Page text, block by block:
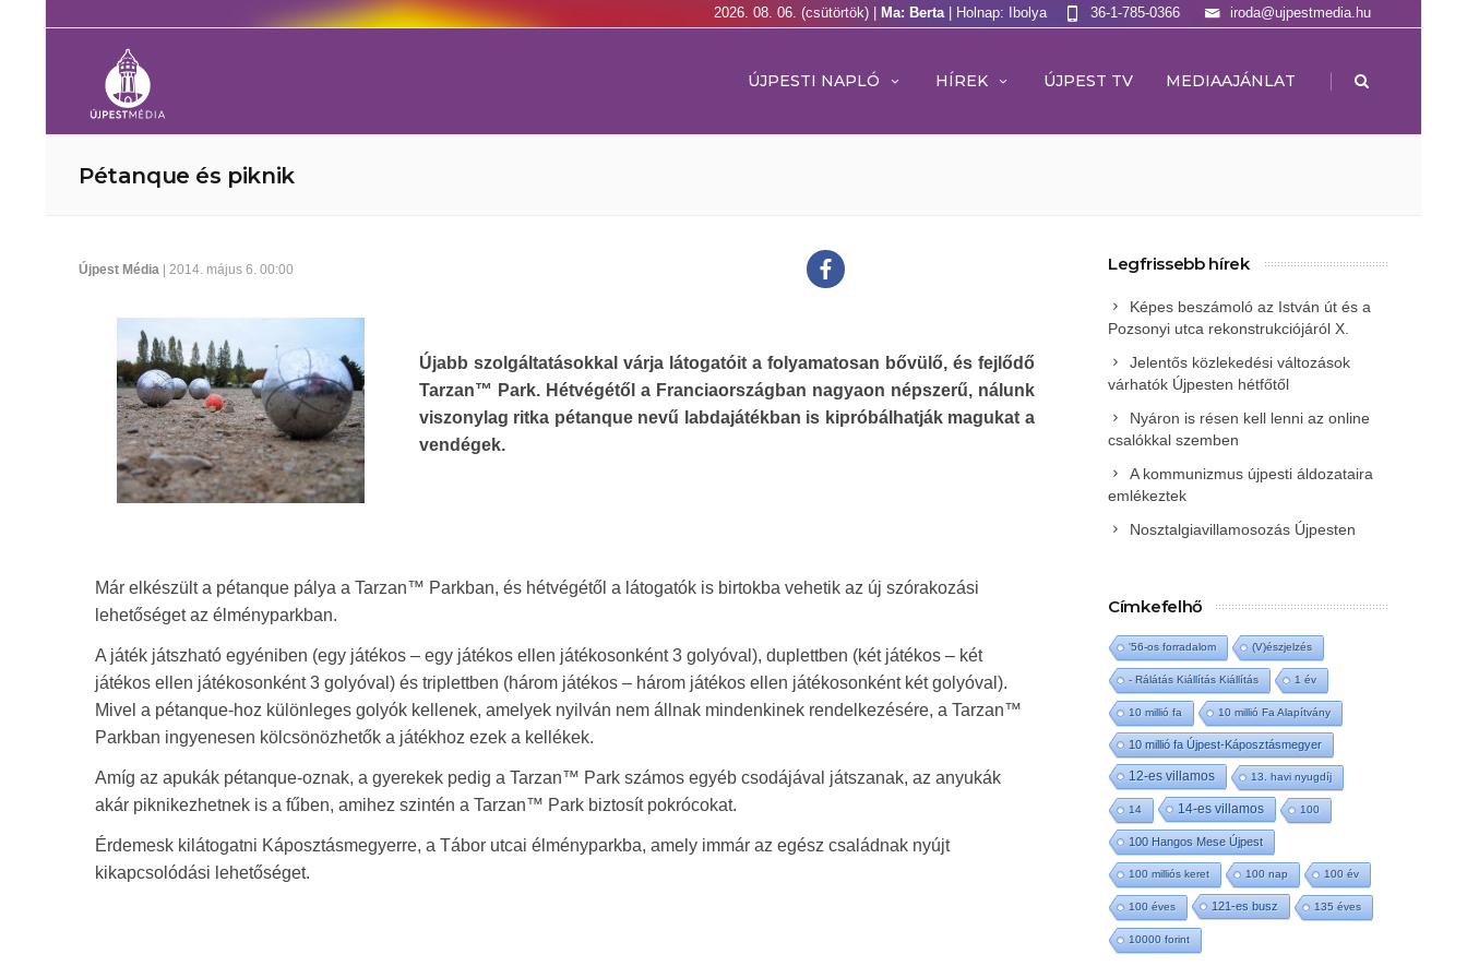
2026. 08. 06. (csütörtök) | Ma: Berta | Holnap: Ibolya iroda@ujpestmedia.hu
36-1-785-0366
ÚJPESTI NAPLÓ HÍREK ÚJPEST TV MEDIAAJÁNLAT |
Pétanque és piknik
Újpest Média | 2014. május 6. 00:00
Újabb szolgáltatásokkal várja látogatóit a folyamatosan bővülő, és fejlődő
Tarzan™ Park. Hétvégétől a Franciaországban nagyaon népszerű, nálunk
viszonylag ritka pétanque nevű labdajátékban is kipróbálhatják magukat a
vendégek.
Már elkészült a pétanque pálya a Tarzan™ Parkban, és hétvégétől a látogatók is birtokba vehetik az új szórakozási
lehetőséget az élményparkban.
A játék játszható egyéniben (egy játékos – egy játékos ellen játékosonként 3 golyóval), duplettben (két játékos – két
játékos ellen játékosonként 3 golyóval) és triplettben (három játékos – három játékos ellen játékosonként két golyóval).
Mivel a pétanque-hoz különleges golyók kellenek, amelyek nyilván nem állnak mindenkinek rendelkezésére, a Tarzan™
Parkban ingyenesen kölcsönözhetők a játékhoz ezek a kellékek.
Amíg az apukák pétanque-oznak, a gyerekek pedig a Tarzan™ Park számos egyéb csodájával játszanak, az anyukák
akár piknikezhetnek is a fűben, amihez szintén a Tarzan™ Park biztosít pokrócokat.
Érdemesk kilátogatni Káposztásmegyerre, a Tábor utcai élményparkba, amely immár az egész családnak nyújt
kikapcsolódási lehetőséget.
Legfrissebb hírek
Képes beszámoló az István út és a
Pozsonyi utca rekonstrukciójáról X.
Jelentős közlekedési változások
várhatók Újpesten hétfőtől
Nyáron is résen kell lenni az online
csalókkal szemben
A kommunizmus újpesti áldozataira
emlékeztek
Nosztalgiavillamosozás Újpesten
Címkefelhő
'56-os forradalom (V)észjelzés
- Rálátás Kiállítás Kiállítás 1 év
10 millió fa 10 millió Fa Alapítvány
10 millió fa Újpest-Káposztásmegyer
12-es villamos 13. havi nyugdíj
14 14-es villamos 100
100 Hangos Mese Újpest
100 milliós keret 100 nap 100 év
100 éves 121-es busz 135 éves
10000 forint